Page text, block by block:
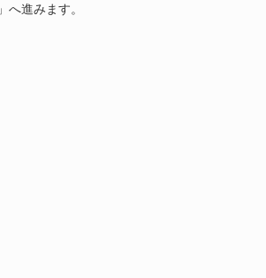
」へ進みます。